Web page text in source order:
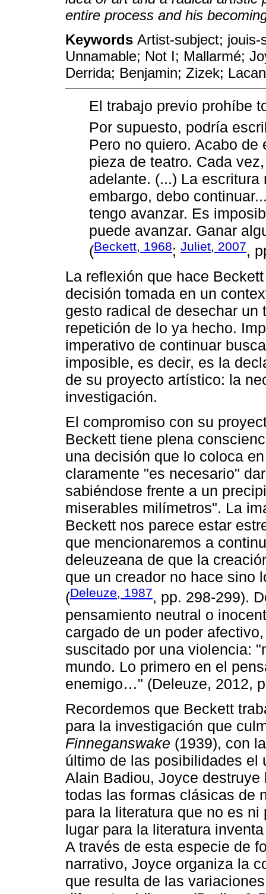
entire process and his
Keywords Artist-subject;
Unnamable; Not I; Mallarmé;
Derrida; Benjamin; Zizek; Lacan
El trabajo previo prohíbe
Por supuesto, podría
Pero no quiero. Acabo
pieza de teatro. Cada
adelante. (...) La
embargo, debo
tengo avanzar. Es
puede avanzar. Ganar
(Beckett, 1968; Juliet, 2007,
La reflexión que hace
decisión tomada en un
gesto radical de desechar
repetición de lo ya hecho.
imperativo de continuar
imposible, es decir, es la
de su proyecto artístico: la
investigación.
El compromiso con su
Beckett tiene plena
una decisión que lo coloca
claramente "es necesario"
sabiéndose frente a un
miserables milímetros". La
Beckett nos parece estar
que mencionaremos a
deleuzeana de que la
que un creador no hace sino
(Deleuze, 1987, pp. 298-299).
pensamiento neutral o
cargado de un poder
suscitado por una violencia:
mundo. Lo primero en el
enemigo…" (Deleuze, 2012,
Recordemos que Beckett
para la investigación que
Finneganswake (1939), con
último de las posibilidades el
Alain Badiou, Joyce
todas las formas clásicas de
para la literatura que no es
lugar para la literatura
A través de esta especie de
narrativo, Joyce organiza la
que resulta de las